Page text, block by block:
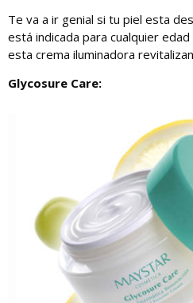
Te va a ir genial si tu piel esta
está indicada para cualquier
esta crema iluminadora
Glycosure Care: